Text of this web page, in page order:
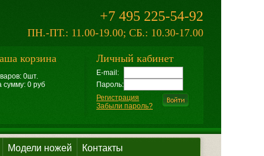
+7 495 225-54-92
ПН.-ПТ.: 11.00-19.00; СБ.: 10.30-17.00
корзина
0шт.
сумму: 0 руб
Личный кабинет
E-mail:
Пароль:
Регистрация
Забыли пароль?
Модели ножей Контакты